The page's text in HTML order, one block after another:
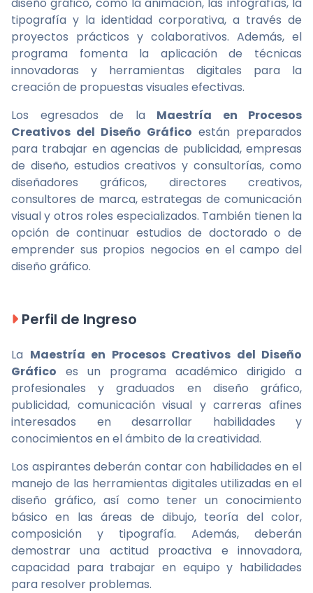
tipografía y la identidad corporativa, a través de
proyectos prácticos y colaborativos. Además, el
programa fomenta la aplicación de técnicas
innovadoras y herramientas digitales para la
creación de propuestas visuales efectivas.
Los egresados de la Maestría en Procesos
Creativos del Diseño Gráfico están preparados
para trabajar en agencias de publicidad, empresas
de diseño, estudios creativos y consultorías, como
diseñadores gráficos, directores creativos,
consultores de marca, estrategas de comunicación
visual y otros roles especializados. También tienen la
opción de continuar estudios de doctorado o de
emprender sus propios negocios en el campo del
diseño gráfico.
Perfil de Ingreso
La Maestría en Procesos Creativos del Diseño
Gráfico es un programa académico dirigido a
profesionales y graduados en diseño gráfico,
publicidad, comunicación visual y carreras afines
interesados en desarrollar habilidades y
conocimientos en el ámbito de la creatividad.
Los aspirantes deberán contar con habilidades en el
manejo de las herramientas digitales utilizadas en el
diseño gráfico, así como tener un conocimiento
básico en las áreas de dibujo, teoría del color,
composición y tipografía. Además, deberán
demostrar una actitud proactiva e innovadora,
capacidad para trabajar en equipo y habilidades
para resolver problemas.